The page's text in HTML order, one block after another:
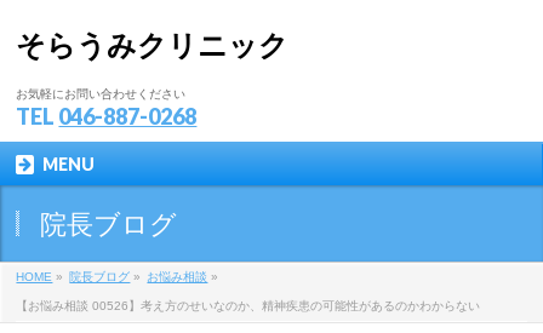
そらうみクリニック
お気軽にお問い合わせください
TEL 046-887-0268
MENU
院長ブログ
HOME » 院長ブログ » お悩み相談 »
【お悩み相談 00526】考え方のせいなのか、精神疾患の可能性があるのかわからない